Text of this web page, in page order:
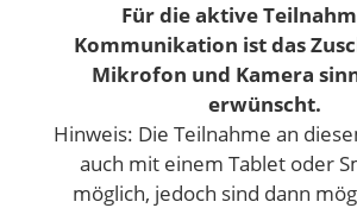
Für die aktive
Kommunikation ist das
Mikrofon und Kamera
erwünscht.
Hinweis: Die Teilnahme an
auch mit einem Tablet oder
möglich, jedoch sind dann